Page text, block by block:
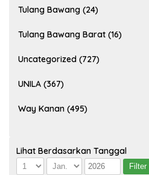
Tulang Bawang (24)
Tulang Bawang Barat (16)
Uncategorized (727)
UNILA (367)
Way Kanan (495)
Lihat Berdasarkan Tanggal